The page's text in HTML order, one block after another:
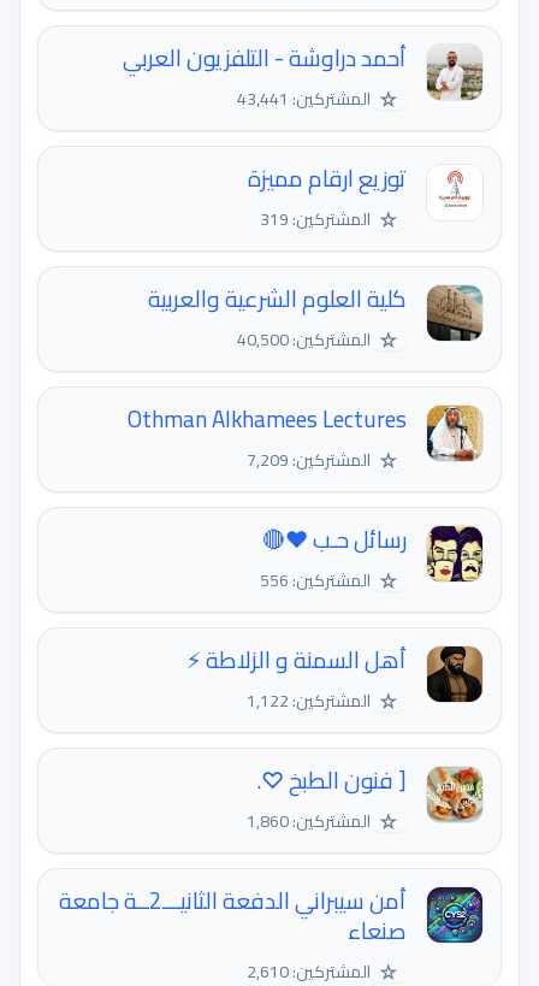
أحمد دراوشة - التلفزيون العربي
☆ المشتركين: 43,441
توزيع ارقام مميزة
☆ المشتركين: 319
كلية العلوم الشرعية والعربية
☆ المشتركين: 40,500
Othman Alkhamees Lectures
☆ المشتركين: 7,209
رسائل حـب ♥🔴
☆ المشتركين: 556
أهل السمنة و الزلاطة ⚡️
☆ المشتركين: 1,122
[ فنون الطبخ ♡.
☆ المشتركين: 1,860
أمن سيبراني الدفعة الثانيـــ2ــة جامعة
صنعاء
☆ المشتركين: 2,610